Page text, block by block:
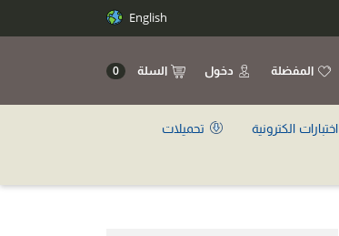
English
المفضلة دخول السلة 0
اختبارات الكترونية
تحميلات